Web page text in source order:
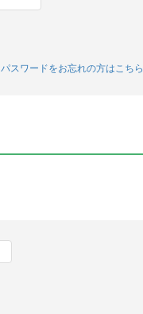
パスワードをお忘れの方はこちら